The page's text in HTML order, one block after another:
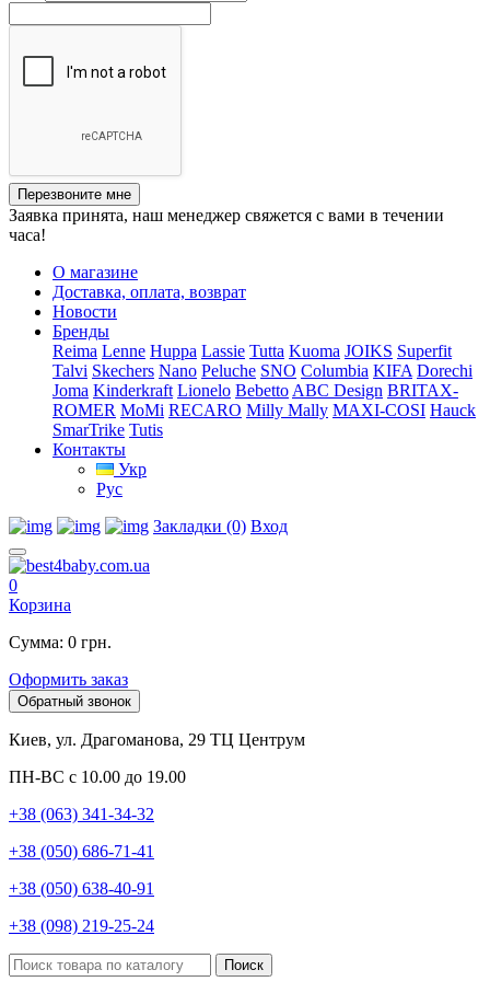
Перезвоните мне
Заявка принята, наш менеджер свяжется с вами в течении
часа!
О магазине
Доставка, оплата, возврат
Новости
Бренды
Reima Lenne Huppa Lassie Tutta Kuoma JOIKS Superfit
Talvi Skechers Nano Peluche SNO Columbia KIFA Dorechi
Joma Kinderkraft Lionelo Bebetto ABC Design BRITAX-
ROMER MoMi RECARO Milly Mally MAXI-COSI Hauck
SmarTrike Tutis
Контакты
Укр
Рус
Закладки (0) Вход
0
Корзина
Сумма: 0 грн.
Оформить заказ
Обратный звонок
Киев, ул. Драгоманова, 29 ТЦ Центрум
ПН-ВС с 10.00 до 19.00
+38 (063) 341-34-32
+38 (050) 686-71-41
+38 (050) 638-40-91
+38 (098) 219-25-24
Поиск